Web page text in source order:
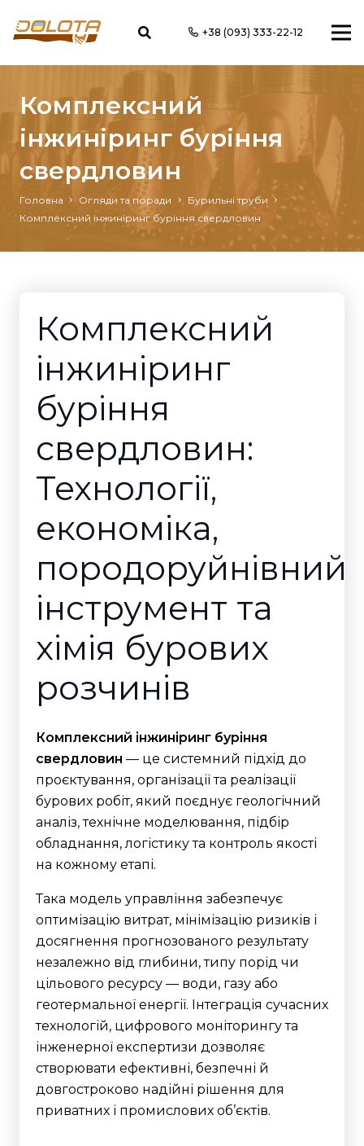
+38 (093) 333-22-12
Комплексний
інжиніринг буріння
свердловин
Головна Огляди та поради
Бурильні труби
Комплексний інжиніринг буріння свердловин
Комплексний
інжиніринг
буріння
свердловин:
Технології,
економіка,
породоруйнівний
інструмент та
хімія бурових
розчинів
Комплексний інжиніринг буріння
свердловин — це системний підхід до
проєктування, організації та реалізації
бурових робіт, який поєднує геологічний
аналіз, технічне моделювання, підбір
обладнання, логістику та контроль якості
на кожному етапі.
Така модель управління забезпечує
оптимізацію витрат, мінімізацію ризиків і
досягнення прогнозованого результату
незалежно від глибини, типу порід чи
цільового ресурсу — води, газу або
геотермальної енергії. Інтеграція сучасних
технологій, цифрового моніторингу та
інженерної експертизи дозволяє
створювати ефективні, безпечні й
довгостроково надійні рішення для
приватних і промислових об’єктів.